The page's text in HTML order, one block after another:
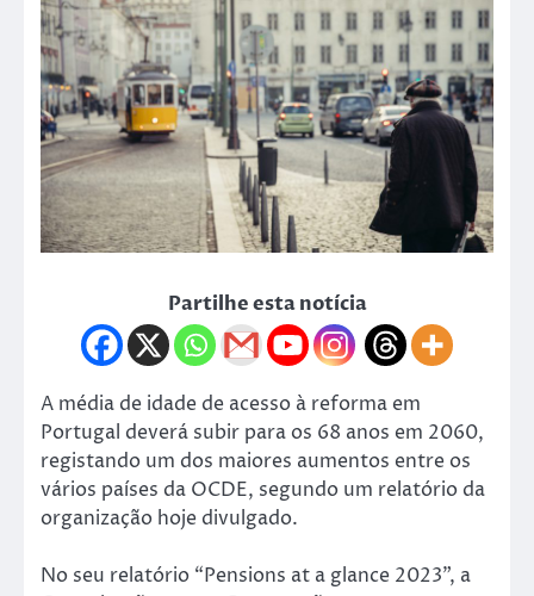
Partilhe esta notícia
A média de idade de acesso à reforma em
Portugal deverá subir para os 68 anos em 2060,
registando um dos maiores aumentos entre os
vários países da OCDE, segundo um relatório da
organização hoje divulgado.
No seu relatório “Pensions at a glance 2023”, a